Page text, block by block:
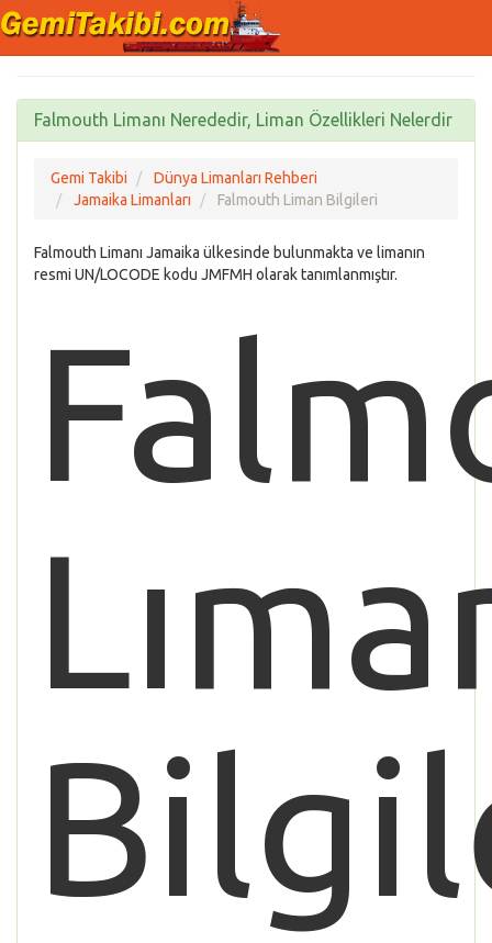
Falmouth Limanı Nerededir, Liman Özellikleri Nelerdir
Gemi Takibi
Dünya Limanları Rehberi
Jamaika Limanları
Falmouth Liman Bilgileri
Falmouth Limanı Jamaika ülkesinde bulunmakta ve limanın
resmi UN/LOCODE kodu JMFMH olarak tanımlanmıştır.